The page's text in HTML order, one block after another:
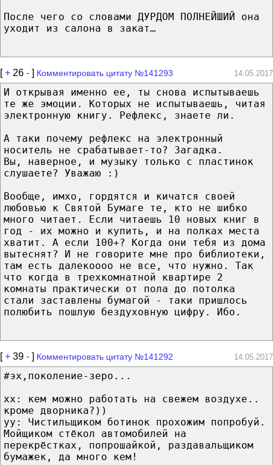
После чего со словами ДУРДОМ ПОЛНЕЙШИЙ она
уходит из салона в закат…
[+ 26 - ] Комментировать цитату №141293 14.05.2017
И открывая именно ее, ты снова испытываешь
те же эмоции. Которых не испытываешь, читая
электронную книгу. Рефлекс, знаете ли.
А таки почему рефлекс на электронный
носитель не срабатывает-то? Загадка.
Вы, наверное, и музыку только с пластинок
слушаете? Уважаю :)
Вообще, имхо, гордятся и кичатся своей
любовью к Святой Бумаге те, кто не шибко
много читает. Если читаешь 10 новых книг в
год - их можно и купить, и на полках места
хватит. А если 100+? Когда они тебя из дома
вытеснят? И не говорите мне про библиотеки,
там есть далекоооо не все, что нужно. Так
что когда в трехкомнатной квартире 2
комнаты практически от пола до потолка
стали заставлены бумагой - таки пришлось
полюбить пошлую бездуховную цифру. Ибо.
[+ 39 - ] Комментировать цитату №141292 14.05.2017
#эх,поколение-зеро...
xx: кем можно работать на свежем воздухе..
кроме дворника?))
yy: Чистильщиком ботинок прохожим попробуй.
Мойщиком стёкол автомобилей на
перекрёстках, попрошайкой, раздавальщиком
бумажек, да много кем!